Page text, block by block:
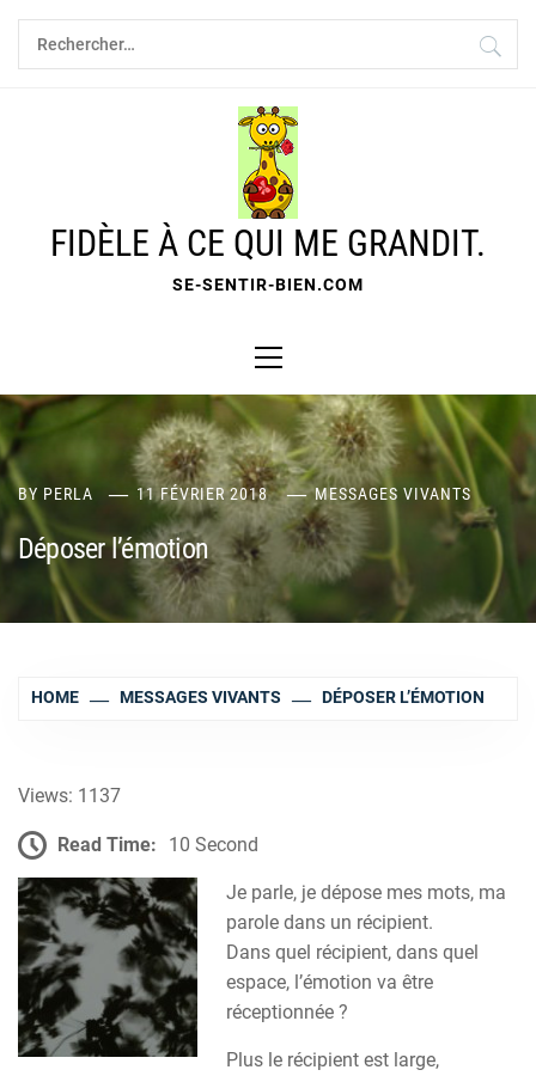
Skip
content
Rechercher :
FIDÈLE À CE QUI ME GRANDIT.
SE-SENTIR-BIEN.COM
Menu
BY PERLA 11 FÉVRIER 2018 MESSAGES VIVANTS
Déposer l’émotion
HOME MESSAGES VIVANTS DÉPOSER L’ÉMOTION
Views: 1137
Read Time: 10 Second
Je parle, je dépose mes mots, ma
parole dans un récipient.
Dans quel récipient, dans quel
espace, l’émotion va être
réceptionnée ?
Plus le récipient est large,